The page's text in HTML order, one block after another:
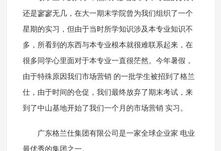
还是寥寥无几，在大一期末学院曾为我们组织了一个
星期的实习，但由于当时所学知识涉及本专业知识不
多，所看到的东西与本专业根本就很难联系起来，在
很多同学心里面对于本专业一直很茫然。今年暑假，
由于特殊原因我们市场营销 的一批学生被招到了格兰
仕，由于时间的仓促，我们最终放弃了期末考试，来
到了中山基地开始了我们一个月的市场营销 实习。
广东格兰仕集团有限公司是一家全球企业家 电业
最优秀的集团之一。